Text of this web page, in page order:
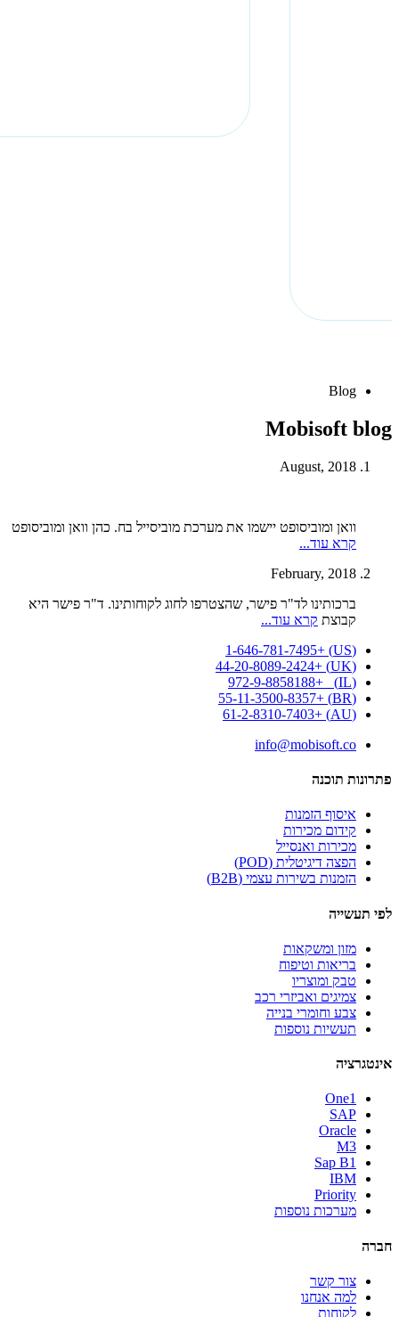
Blog
Mobisoft blog
August, 2018
וואן ומוביסופט יישמו את מערכת מוביסייל בח. כהן וואן ומוביסופט
קרא עוד...
February, 2018
ברכותינו לד"ר פישר, שהצטרפו לחוג לקוחותינו. ד"ר פישר היא
קבוצת קרא עוד...
(US) +1-646-781-7495
(UK) +44-20-8089-2424
(IL) +972-9-8858188
(BR) +55-11-3500-8357
(AU) +61-2-8310-7403
info@mobisoft.co
פתרונות תוכנה
איסוף הזמנות
קידום מכירות
מכירות ואנסייל
הפצה דיגיטלית (POD)
הזמנות בשירות עצמי (B2B)
לפי תעשייה
מזון ומשקאות
בריאות וטיפוח
טבק ומוצריו
צמיגים ואביזרי רכב
צבע וחומרי בנייה
תעשיות נוספות
אינטגרציה
One1
SAP
Oracle
M3
Sap B1
IBM
Priority
מערכות נוספות
חברה
צור קשר
למה אנחנו
לקוחות